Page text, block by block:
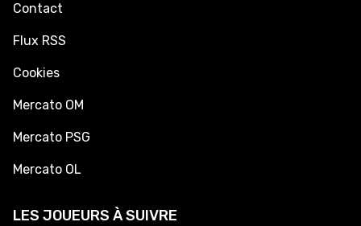
Contact
Flux RSS
Cookies
Mercato OM
Mercato PSG
Mercato OL
LES JOUEURS À SUIVRE